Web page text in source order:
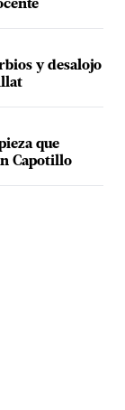
y desalojo
que
Capotillo